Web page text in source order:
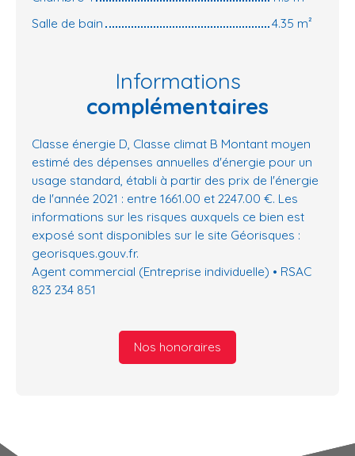
Salle de bain
4.35 m²
Informations
complémentaires
Classe énergie D, Classe climat B Montant moyen
estimé des dépenses annuelles d'énergie pour un
usage standard, établi à partir des prix de l'énergie
de l'année 2021 : entre 1661.00 et 2247.00 €. Les
informations sur les risques auxquels ce bien est
exposé sont disponibles sur le site Géorisques :
georisques.gouv.fr.
Agent commercial (Entreprise individuelle) • RSAC
823 234 851
Nos honoraires